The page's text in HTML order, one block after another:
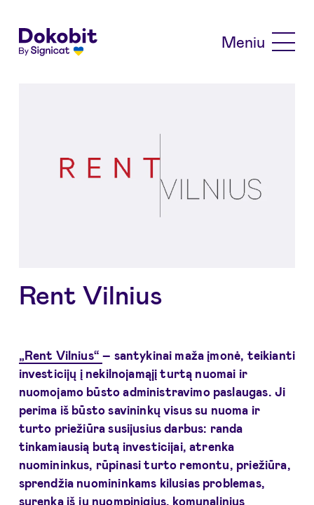
Meniu
Rent Vilnius
„Rent Vilnius“– santykinai maža įmonė, teikianti
investicijų į nekilnojamąjį turtą nuomai ir
nuomojamo būsto administravimo paslaugas. Ji
perima iš būsto savininkų visus su nuoma ir
turto priežiūra susijusius darbus: randa
tinkamiausią butą investicijai, atrenka
nuomininkus, rūpinasi turto remontu, priežiūra,
sprendžia nuomininkams kilusias problemas,
surenka iš jų nuompinigius, komunalinius